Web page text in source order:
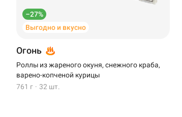
–27%
Выгодно и вкусно
Огонь
Роллы из жареного окуня, снежного краба,
варено-копченой курицы
761 г · 32 шт.